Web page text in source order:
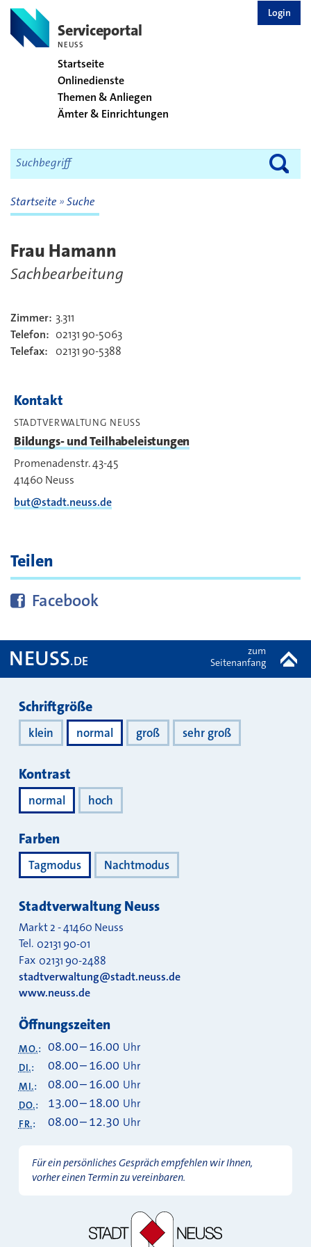
Serviceportal
NEUSS
Startseite
Onlinedienste
Themen & Anliegen
Ämter & Einrichtungen
Login
Startseite Suche
Frau Hamann
Sachbearbeitung
Kontakt
Zimmer: 3.311
Telefon: 02131 90-5063
Telefax:
02131 90-5388
Kontakt
STADTVERWALTUNG NEUSS
Bildungs- und Teilhabeleistungen
Promenadenstr. 43-45
41460 Neuss
but@stadt.neuss.de
Teilen
Diese Seite bei
Facebook
NEUSS.DE
zum
Seitenanfang
Darstellung
Schriftgröße
klein normal groß sehr groß
Kontrast
normal hoch
Farben
Tagmodus Nachtmodus
Stadtverwaltung Neuss
Markt 2-41460 Neuss
Tel. 02131 90-01
Fax 02131 90-2488
stadtverwaltung@stadt.neuss.de
www.neuss.de
Öffnungszeiten
MO.: 08.00–16.00 Uhr
DI.: 08.00–16.00 Uhr
MI.: 08.00–16.00 Uhr
DO.: 13.00–18.00 Uhr
FR.: 08.00–12.30 Uhr
Für ein persönliches Gespräch empfehlen wir Ihnen,
vorher einen Termin zu vereinbaren.